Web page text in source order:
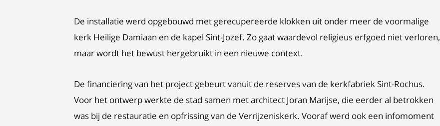
De installatie werd opgebouwd met gerecupereerde klokken uit onder meer de voormalige
kerk Heilige Damiaan en de kapel Sint-Jozef. Zo gaat waardevol religieus erfgoed niet verloren,
maar wordt het bewust hergebruikt in een nieuwe context.
De financiering van het project gebeurt vanuit de reserves van de kerkfabriek Sint-Rochus.
Voor het ontwerp werkte de stad samen met architect Joran Marijse, die eerder al betrokken
was bij de restauratie en opfrissing van de Verrijzeniskerk. Vooraf werd ook een infomoment